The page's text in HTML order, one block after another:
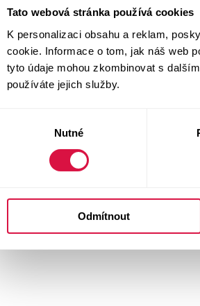
Tato webová stránka používá cookies
K personalizaci obsahu a reklam,
cookie. Informace o tom, jak náš web
tyto údaje mohou zkombinovat s
používáte jejich služby.
Nutné
Odmítnout